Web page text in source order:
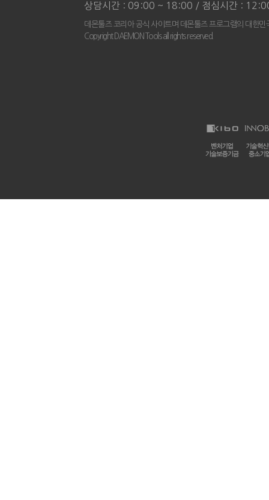
상담시간 : 09:00 ~ 18:00 / 점심시간 :
데몬툴즈 코리아 공식 사이트며 데몬툴즈 프로그램의 대한
Copyright DAEMON Tools all rights reserved.